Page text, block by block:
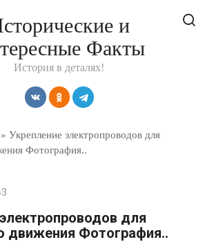
и
Факты
История в деталях!
» Укрепление электропроводов для
Фотография..
для
движения Фотография..